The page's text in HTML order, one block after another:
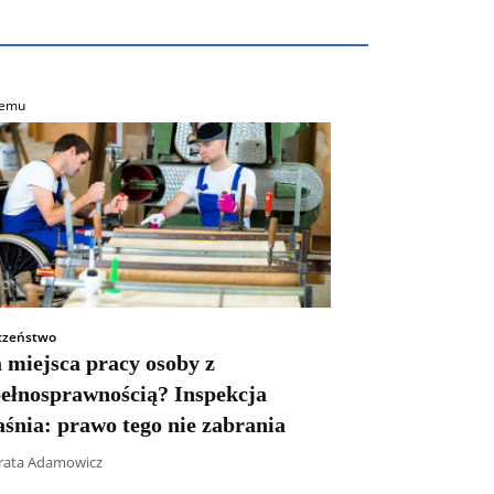
miejsca pracy osoby z
Inspekcja
prawo tego nie zabrania
Adamowicz